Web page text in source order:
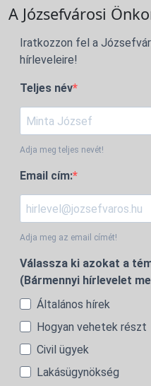
A Józsefvárosi
Iratkozzon fel a
hírleveleire!
Teljes név
Adja meg teljes nevét!
Email cím:
Adja meg az email címét!
Válassza ki azokat a
(Bármennyi hírlevelet
Általános hírek
Hogyan vehetek részt
Civil ügyek
Lakásügynökség